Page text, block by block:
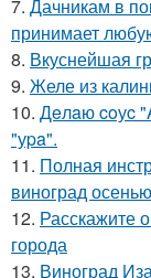
7. Дачникам в
принимает
8. Вкуснейшая
9. Желе из
10. Дeлaю coуc
"уpa".
11. Полная
виноград осенью
12. Расскажите
города
13. Виноград